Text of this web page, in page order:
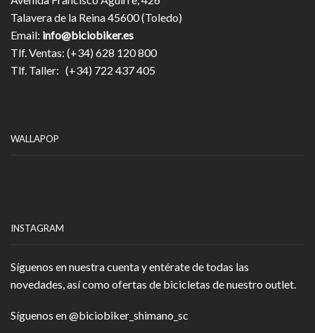
Talavera de la Reina 45600 (Toledo)
Email: info@biciobiker.es
Tlf. Ventas: (+34) 628 120 800
Tlf. Taller: (+34) 722 437 405
WALLAPOP
INSTAGRAM
Síguenos en nuestra cuenta y entérate de todas las
novedades, así como ofertas de bicicletas de nuestro outlet.
Síguenos en@biciobiker_shimano_sc